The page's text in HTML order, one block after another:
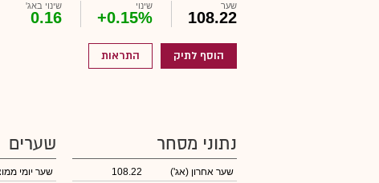
שער
108.22
שינוי
+0.15%
שינוי באג'
0.16
הוסף לתיק התראות
נתוני מסחר
שער אחרון (אג')
108.22
שערים
שער יומי